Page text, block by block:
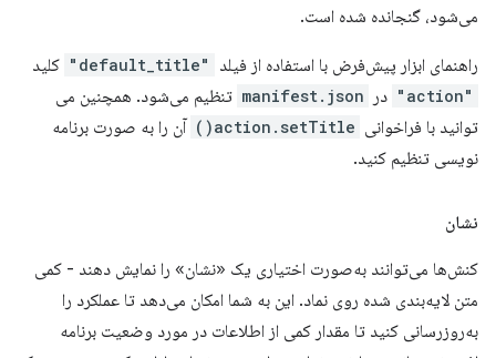
می‌شود، گنجانده شده است.
راهنمای ابزار پیش‌فرض با استفاده از فیلد "default_title" کلید
"action" در manifest.json تنظیم می‌شود. همچنین می
توانید با فراخوانی action.setTitle()
آن را به صورت برنامه
نویسی تنظیم کنید.
نشان
کنش‌ها می‌توانند به‌صورت اختیاری یک «نشان» را نمایش دهند - کمی
متن لایه‌بندی شده روی نماد. این به شما امکان می‌دهد تا عملکرد را
به‌روزرسانی کنید تا مقدار کمی از اطلاعات در مورد وضعیت برنامه